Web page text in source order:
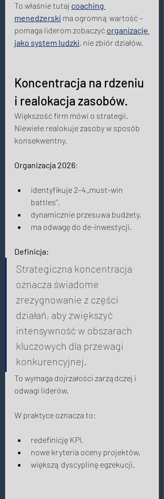
To właśnie tutaj coaching
menedżerski ma ogromną wartość –
pomaga liderom zobaczyć organizację
jako system ludzki, nie zbiór działów.
Koncentracja na rdzeniu
i realokacja zasobów.
Większość firm mówi o strategii.
Niewiele realokuje zasoby w sposób
konsekwentny.
Organizacja 2026:
identyfikuje 2–4 „must-win
battles”,
dynamicznie przesuwa budżety,
ma odwagę do de-inwestycji.
Definicja:
Strategiczna koncentracja
oznacza świadome
zrezygnowanie z części
działań, aby zwiększyć
intensywność w obszarach
kluczowych dla przewagi
konkurencyjnej.
To wymaga dojrzałości zarządczej i
odwagi liderów.
W praktyce oznacza to:
redefinicję KPI,
nowe kryteria oceny projektów,
większą dyscyplinę egzekucji.